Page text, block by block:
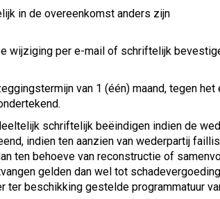
in de overeenkomst anders zijn
wijziging per e-mail of schriftelijk
van 1 (één) maand, tegen het
schriftelijk beëindigen indien de
indien ten aanzien van wederpartij
ten behoeve van reconstructie of
gelden dan wel tot schadevergoeding
ter beschikking gestelde programmatuur